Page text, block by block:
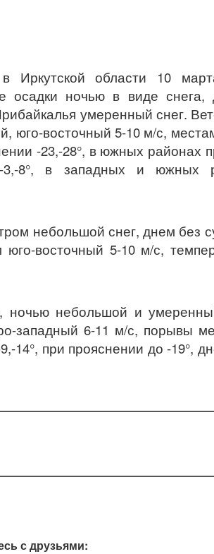
области 10
осадки ночью в виде
умеренный снег.
юго-восточный 5-10 м/с,
-23,-28°, в южных районах
3,-8°, в западных и южных
небольшой снег, днем без
восточный 5-10 м/с,
ночью небольшой и
западный 6-11 м/с, порывы
при прояснении до -19°,
с друзьями: